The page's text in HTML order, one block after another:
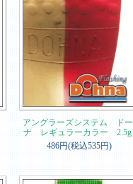
アングラーズシステム ドー
ナ レギュラーカラー 2.5g
486円(税込535円)